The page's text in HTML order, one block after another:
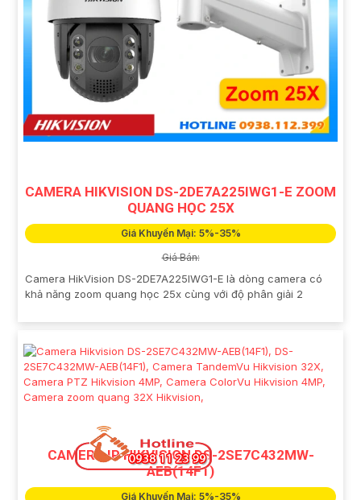
CAMERA HIKVISION DS-2DE7A225IWG1-E ZOOM
QUANG HỌC 25X
Giá Khuyến Mại: 5%-35%
Giá Bán:
Camera HikVision DS-2DE7A225IWG1-E là dòng camera có
khả năng zoom quang học 25x cùng với độ phân giải 2
CAMERA IP HIKVISION DS-2SE7C432MW-
AEB(14F1)
Giá Khuyến Mại: 5%-35%